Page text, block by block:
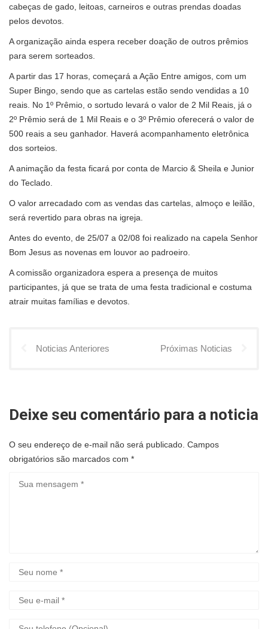
cabeças de gado, leitoas, carneiros e outras prendas doadas
pelos devotos.
A organização ainda espera receber doação de outros prêmios
para serem sorteados.
A partir das 17 horas, começará a Ação Entre amigos, com um
Super Bingo, sendo que as cartelas estão sendo vendidas a 10
reais. No 1º Prêmio, o sortudo levará o valor de 2 Mil Reais, já o
2º Prêmio será de 1 Mil Reais e o 3º Prêmio oferecerá o valor de
500 reais a seu ganhador. Haverá acompanhamento eletrônica
dos sorteios.
A animação da festa ficará por conta de Marcio & Sheila e Junior
do Teclado.
O valor arrecadado com as vendas das cartelas, almoço e leilão,
será revertido para obras na igreja.
Antes do evento, de 25/07 a 02/08 foi realizado na capela Senhor
Bom Jesus as novenas em louvor ao padroeiro.
A comissão organizadora espera a presença de muitos
participantes, já que se trata de uma festa tradicional e costuma
atrair muitas famílias e devotos.
Noticias Anteriores Próximas Noticias
Deixe seu comentário para a noticia
O seu endereço de e-mail não será publicado. Campos
obrigatórios são marcados com *